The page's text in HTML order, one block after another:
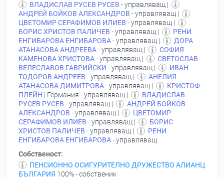
ВЛАДИСЛАВ РУСЕВ РУСЕВ - управляващ |
АНДРЕЙ БОЙКОВ АЛЕКСАНДРОВ - управляващ |
ЦВЕТОМИР СЕРАФИМОВ ИЛИЕВ - управляващ |
БОРИС ХРИСТОВ ПАЛИЧЕВ - управляващ |
РЕНИ
ЕНГИБАРОВА ЕНГИБАРОВА- управляващ |
ДОРА
АТАНАСОВА АНДРЕЕВА- управляващ |
СОФИЯ
КАМЕНОВА ХРИСТОВА- управляващ |
СВЕТОСЛАВ
ВЕЛЕСЛАВОВ ГАВРИЙСКИ - управляващ |
ИВАН
ТОДОРОВ АНДРЕЕВ - управляващ |
АНЕЛИЯ
АТАНАСОВА ДИМИТРОВА- управляващ |
КРИСТОФ
ПЛЕЙН | Германия - управляващ |
ВЛАДИСЛАВ
РУСЕВ РУСЕВ - управляващ |
АНДРЕЙ БОЙКОВ
АЛЕКСАНДРОВ - управляващ |
ЦВЕТОМИР
СЕРАФИМОВ ИЛИЕВ - управляващ |
БОРИС
ХРИСТОВ ПАЛИЧЕВ - управляващ |
РЕНИ
ЕНГИБАРОВА ЕНГИБАРОВА- управляващ
Собственост:
ПЕНСИОННО ОСИГУРИТЕЛНО ДРУЖЕСТВО АЛИАНЦ
БЪЛГАРИЯ 100% - собственик